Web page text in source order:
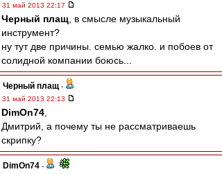
31 май 2013 22:17
Черный плащ , в смысле музыкальный
инструмент?
ну тут две причины. семью жалко. и побоев от
солидной компании боюсь...
Черный плащ -
31 май 2013 22:13
DimOn74
Дмитрий, а почему ты не рассматриваешь
скрипку?
DimOn74 -